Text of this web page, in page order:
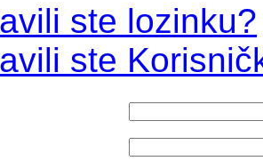
ste lozinku?
ste